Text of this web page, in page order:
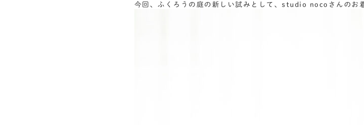
今回、ふくろうの庭の新しい試みとして、studio nocoさんのお